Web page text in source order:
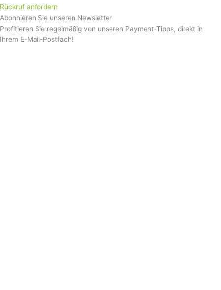
Rückruf anfordern
Abonnieren Sie unseren Newsletter
Profitieren Sie regelmäßig von unseren Payment-Tipps, direkt in
Ihrem E-Mail-Postfach!